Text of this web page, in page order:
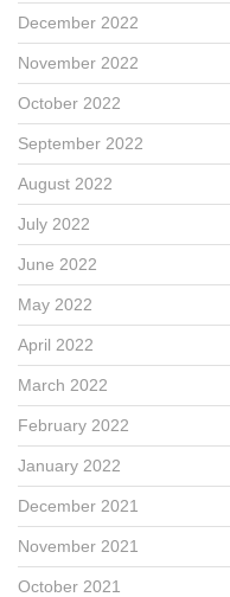
December 2022
November 2022
October 2022
September 2022
August 2022
July 2022
June 2022
May 2022
April 2022
March 2022
February 2022
January 2022
December 2021
November 2021
October 2021